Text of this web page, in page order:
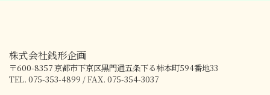
株式会社銭形企画
〒600-8357京都市下京区黒門通五条下る柿本町594番地33
TEL. 075-353-4899 / FAX. 075-354-3037